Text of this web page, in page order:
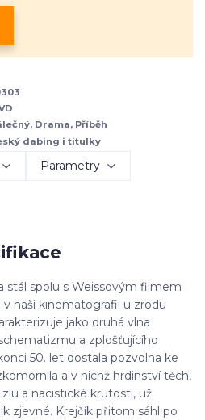
Drama, Příběh
dabing i titulky
Parametry
stál spolu s Weissovým filmem
v naší kinematografii u zrodu
jako druhá vlna
a zplošťujícího
50. let dostala pozvolna ke
a v nichž hrdinství těch,
a nacistické krutosti, už
zjevné. Krejčík přitom sáhl po